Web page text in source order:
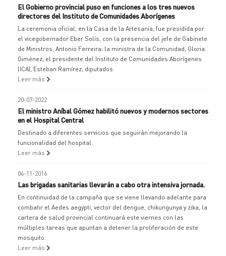
El Gobierno provincial puso en funciones a los tres nuevos
directores del Instituto de Comunidades Aborígenes
La ceremonia oficial, en la Casa de la Artesanía, fue presidida por
el vicegobernador Eber Solís, con la presencia del jefe de Gabinete
de Ministros, Antonio Ferreira; la ministra de la Comunidad, Gloria
Giménez; el presidente del Instituto de Comunidades Aborígenes
(ICA), Esteban Ramírez; diputados
Leer más
20-07-2022
El ministro Aníbal Gómez habilitó nuevos y modernos sectores
en el Hospital Central
Destinado a diferentes servicios que seguirán mejorando la
funcionalidad del hospital.
Leer más
04-11-2016
Las brigadas sanitarias llevarán a cabo otra intensiva jornada.
En continuidad de la campaña que se viene llevando adelante para
combatir el Aedes aegypti, vector del dengue, chikungunya y zika, la
cartera de salud provincial continuará este viernes con las
múltiples tareas que apuntan a detener la proliferación de este
mosquito.
Leer más